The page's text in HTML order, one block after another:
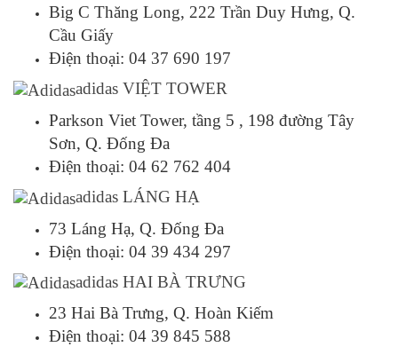
Big C Thăng Long, 222 Trần Duy Hưng, Q.
Cầu Giấy
Điện thoại: 04 37 690 197
adidas VIỆT TOWER
Parkson Viet Tower, tầng 5 , 198 đường Tây
Sơn, Q. Đống Đa
Điện thoại: 04 62 762 404
adidas LÁNG HẠ
73 Láng Hạ, Q. Đống Đa
Điện thoại: 04 39 434 297
adidas HAI BÀ TRƯNG
23 Hai Bà Trưng, Q. Hoàn Kiếm
Điện thoại: 04 39 845 588